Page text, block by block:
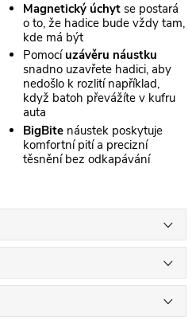
Magnetický úchyt se postará
o to, že hadice bude vždy tam,
kde má být
Pomocí uzávěru náustku
snadno uzavřete hadici, aby
nedošlo k rozlití například,
když batoh převážíte v kufru
auta
BigBite náustek poskytuje
komfortní pití a precizní
těsnění bez odkapávání